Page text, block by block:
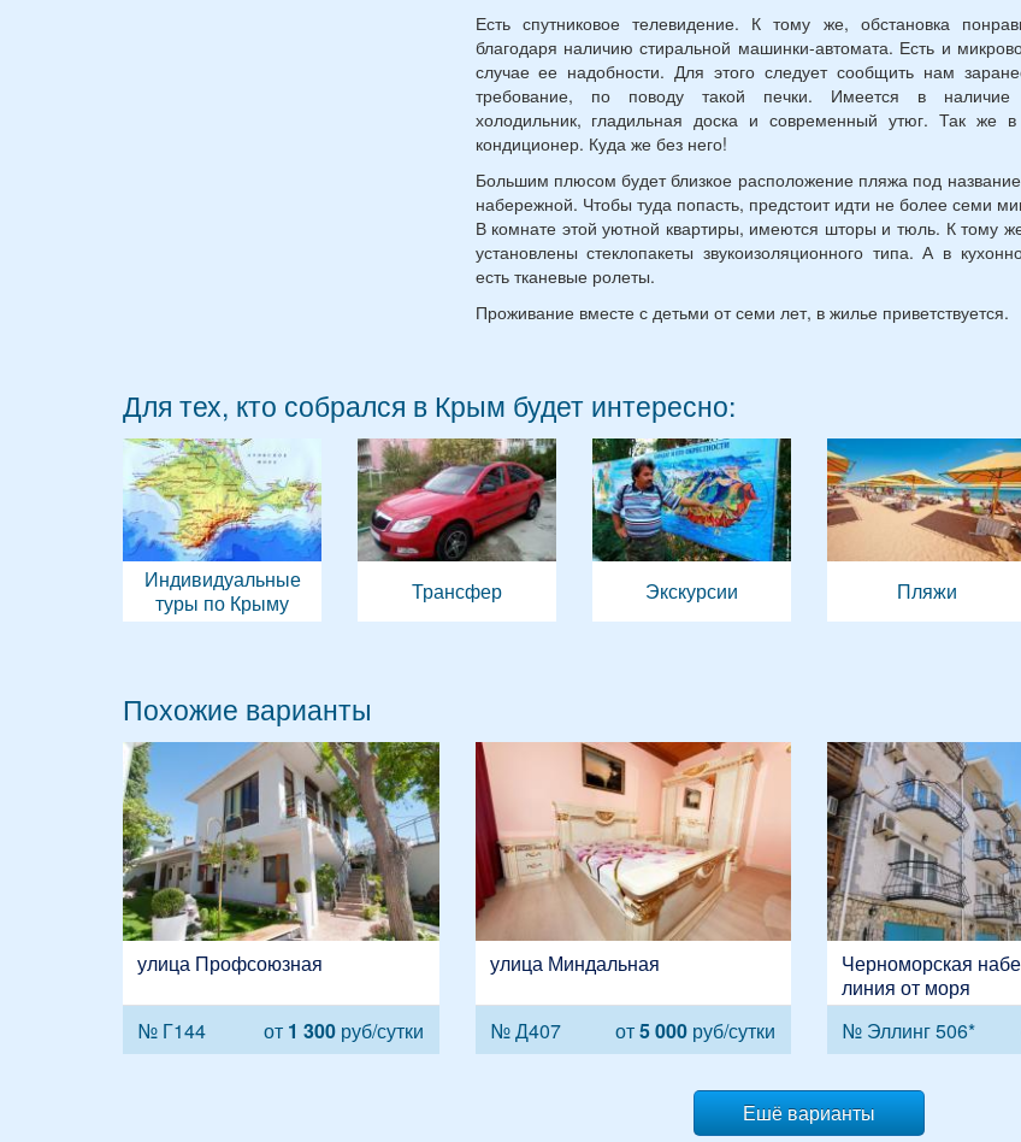
Есть спутниковое телевидение. К тому же, обстановка
благодаря наличию стиральной машинки-автомата. Есть и
случае ее надобности. Для этого следует сообщить нам
требование, по поводу такой печки. Имеется в наличие
холодильник, гладильная доска и современный утюг. Так же в
кондиционер. Куда же без него!
Большим плюсом будет близкое расположение пляжа под
набережной. Чтобы туда попасть, предстоит идти не более семи
В комнате этой уютной квартиры, имеются шторы и тюль. К тому
установлены стеклопакеты звукоизоляционного типа. А в
есть тканевые ролеты.
Проживание вместе с детьми от семи лет, в жилье приветствуется.
Для тех, кто собрался в Крым будет интересно:
Индивидуальные
туры по Крыму
Трансфер Экскурсии Пляжи
Похожие варианты
улица Профсоюзная
№ Г144 от 1 300руб/сутки
улица Миндальная
№ Д407 от5 000 руб/сутки
Черноморская
линия от моря
№ Эллинг 506*
Ешё варианты